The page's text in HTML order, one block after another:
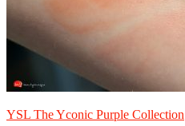
YSL The Yconic Purple Collection